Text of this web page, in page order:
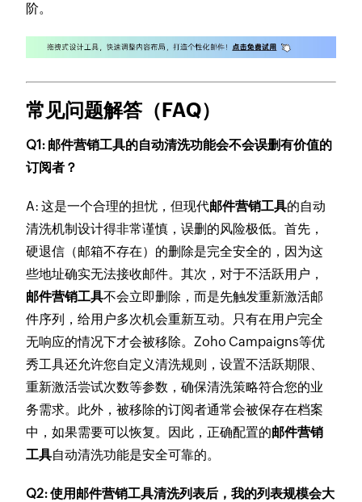
阶。
常见问题解答（FAQ）
Q1: 邮件营销工具的自动清洗功能会不会误删有价值的
订阅者？
A: 这是一个合理的担忧，但现代邮件营销工具的自动
清洗机制设计得非常谨慎，误删的风险极低。首先，
硬退信（邮箱不存在）的删除是完全安全的，因为这
些地址确实无法接收邮件。其次，对于不活跃用户，
邮件营销工具不会立即删除，而是先触发重新激活邮
件序列，给用户多次机会重新互动。只有在用户完全
无响应的情况下才会被移除。Zoho Campaigns等优
秀工具还允许您自定义清洗规则，设置不活跃期限、
重新激活尝试次数等参数，确保清洗策略符合您的业
务需求。此外，被移除的订阅者通常会被保存在档案
中，如果需要可以恢复。因此，正确配置的邮件营销
工具自动清洗功能是安全可靠的。
Q2: 使用邮件营销工具清洗列表后，我的列表规模会大